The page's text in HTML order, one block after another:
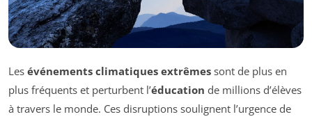
Les événements climatiques extrêmes sont de plus en
plus fréquents et perturbent l’éducation de millions d’élèves
à travers le monde. Ces disruptions soulignent l’urgence de